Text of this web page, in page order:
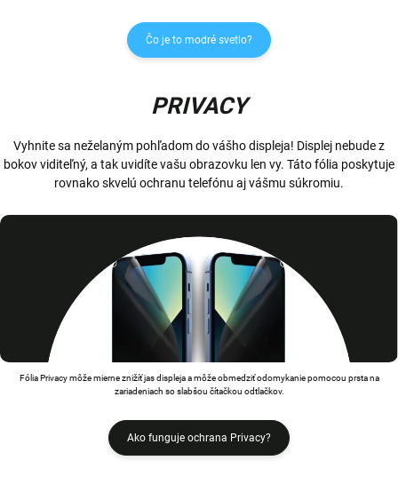
Čo je to modré svetlo?
PRIVACY
Vyhnite sa neželaným pohľadom do vášho displeja! Displej nebude z
bokov viditeľný, a tak uvidíte vašu obrazovku len vy. Táto fólia poskytuje
rovnako skvelú ochranu telefónu aj vášmu súkromiu.
Fólia Privacy môže mierne znižíť jas displeja a môže obmedziť odomykanie pomocou prsta na
zariadeniach so slabšou čítačkou odtlačkov.
Ako funguje ochrana Privacy?